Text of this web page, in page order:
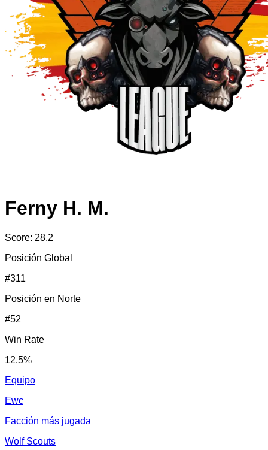
Ferny H. M.
Score: 28.2
Posición Global
#311
Posición en Norte
#52
Win Rate
12.5%
Equipo
Ewc
Facción más jugada
Wolf Scouts